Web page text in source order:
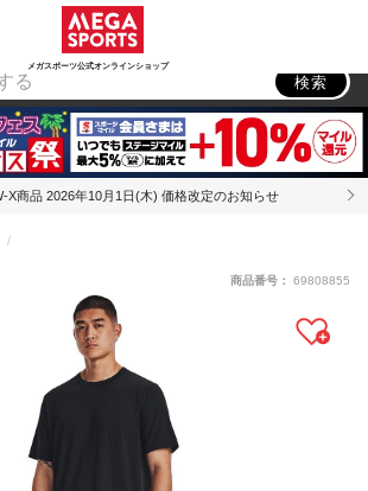
メガスポーツ公式オンラインショップ
アウトドア
検索
X商品 2026年10月1日(木) 価格改定のお知らせ
商品番号： 69808855